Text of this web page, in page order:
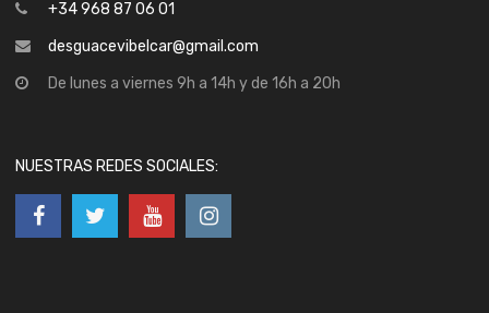
+34 968 87 06 01
desguacevibelcar@gmail.com
De lunes a viernes 9h a 14h y de 16h a 20h
NUESTRAS REDES SOCIALES: